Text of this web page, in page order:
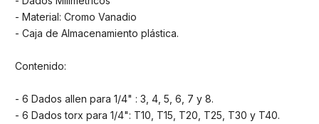
- Material: Cromo Vanadio
- Caja de Almacenamiento plástica.
Contenido:
- 6 Dados allen para 1/4" : 3, 4, 5, 6, 7 y 8.
- 6 Dados torx para 1/4": T10, T15, T20, T25, T30 y T40.